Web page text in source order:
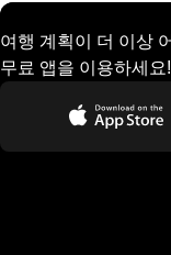
여행 계획이 더 이상
무료 앱을 이용하세요!